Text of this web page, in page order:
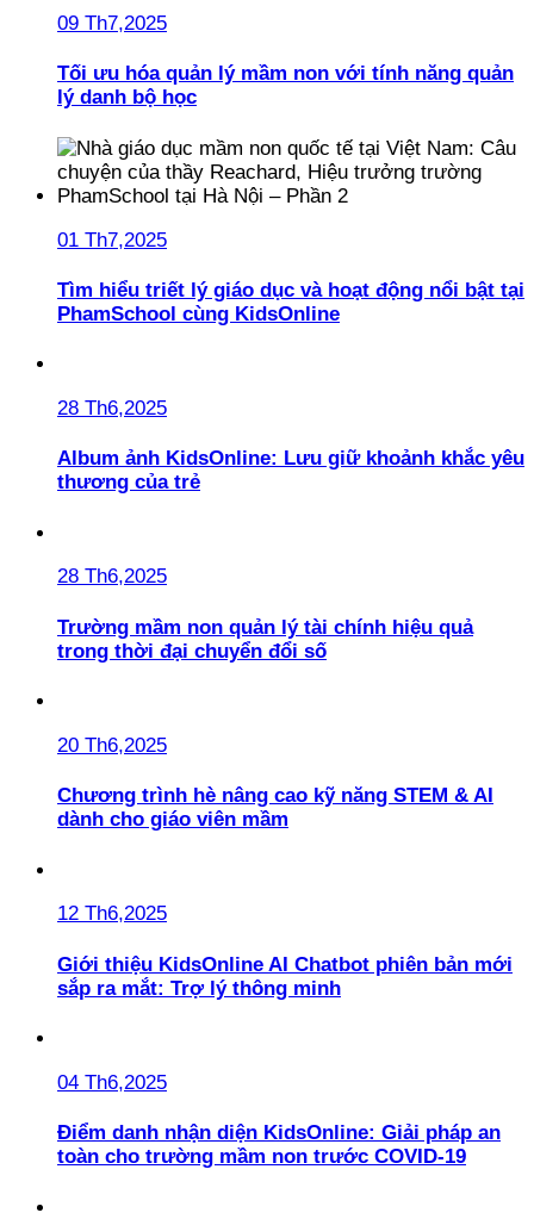
09 Th7,2025
Tối ưu hóa quản lý mầm non với tính năng quản
lý danh bộ học
01 Th7,2025
Tìm hiểu triết lý giáo dục và hoạt động nổi bật tại
PhamSchool cùng KidsOnline
28 Th6,2025
Album ảnh KidsOnline: Lưu giữ khoảnh khắc yêu
thương của trẻ
28 Th6,2025
Trường mầm non quản lý tài chính hiệu quả
trong thời đại chuyển đổi số
20 Th6,2025
Chương trình hè nâng cao kỹ năng STEM & AI
dành cho giáo viên mầm
12 Th6,2025
Giới thiệu KidsOnline AI Chatbot phiên bản mới
sắp ra mắt: Trợ lý thông minh
04 Th6,2025
Điểm danh nhận diện KidsOnline: Giải pháp an
toàn cho trường mầm non trước COVID-19